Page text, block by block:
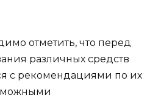
отметить, что перед
различных средств
с рекомендациями по их